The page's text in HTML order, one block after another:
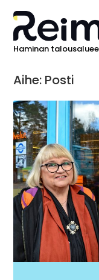
Haminan
Aihe: Posti